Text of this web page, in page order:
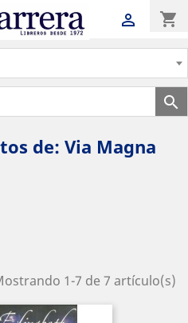
shopping_cart

a partir de 50€ 
de: Via Magna
1-7 de 7 artículo(s)